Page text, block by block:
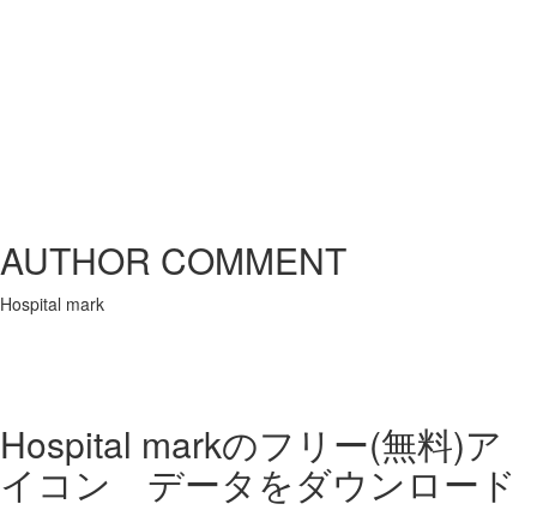
AUTHOR COMMENT
Hospital mark
Hospital markのフリー(無料)ア
イコン データをダウンロード